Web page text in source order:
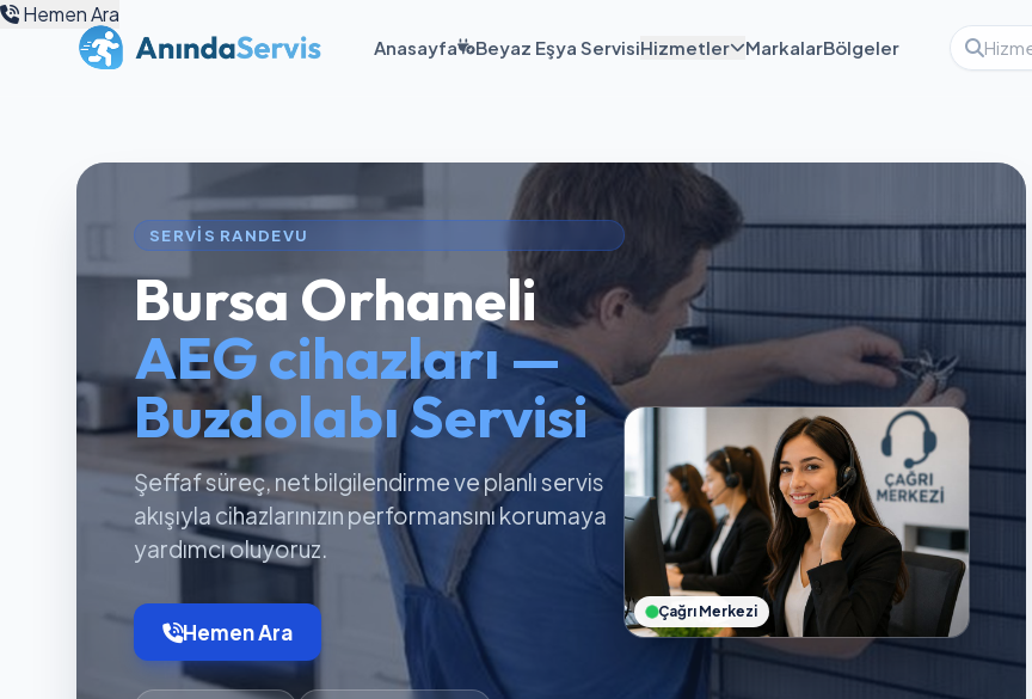
Anasayfa Beyaz Eşya ServisiHizmetler MarkalarBölgeler
Hemen Ara
SERVIS RANDEVU
Bursa Orhaneli
AEG cihazları —
Buzdolabı Servisi
Şeffaf süreç, net bilgilendirme ve planlı servis
akışıyla cihazlarınızın performansını korumaya
yardımcı oluyoruz.
Hemen Ara
Çağrı Merkezi